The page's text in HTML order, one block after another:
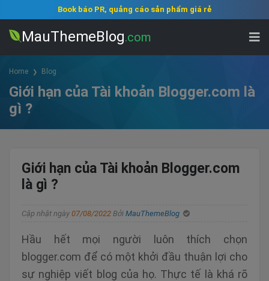
Book báo PR, quảng cáo sản phẩm giá rẻ
MauThemeBlog.com
Home Blog
Giới hạn của Tài khoản Blogger.com là
gì ?
Giới hạn của Tài khoản Blogger.com
là gì ?
Cập nhật ngày 07/08/2022 Bởi MauThemeBlog
Hầu hết mọi người luôn thích chọn
blogger.com để có một khởi đầu thuận lợi cho
sự nghiệp viết blog của họ. Thực tế là khá rõ